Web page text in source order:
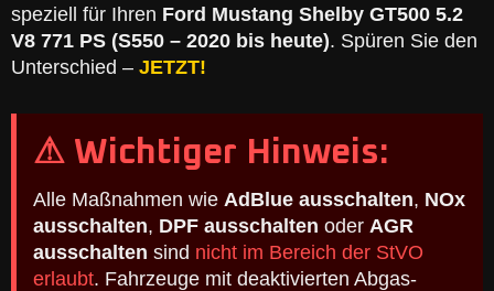
speziell für Ihren Ford Mustang Shelby GT500 5.2
V8 771 PS (S550 – 2020 bis heute). Spüren Sie den
Unterschied – JETZT!
⚠ Wichtiger Hinweis:
Alle Maßnahmen wie AdBlue ausschalten, NOx
ausschalten, DPF ausschalten oder AGR
ausschalten sind nicht im Bereich der StVO
erlaubt. Fahrzeuge mit deaktivierten Abgas-